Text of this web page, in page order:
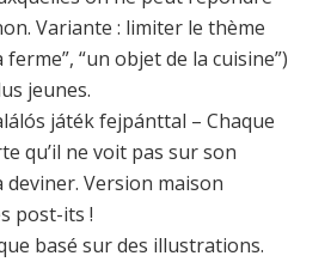
Variante : limiter le thème
ferme”, “un objet de la cuisine”)
jeunes.
játék fejpánttal – Chaque
qu’il ne voit pas sur son
Version maison
post-its !
basé sur des illustrations.